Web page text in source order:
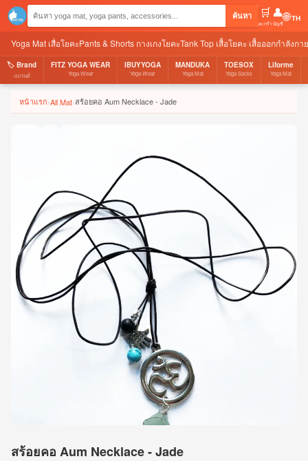
ค้นหา 🛒
ตะกร้า
👤
บัญชี🌐
Yoga Mat เสื่อโยคะPants & Shorts กางเกงโยคะTank Top เสื้อโยคะ เสื้อออกกำลังก
🏷️ Brand
แบรนด์
FITZ YOGA WEAR
Yoga Wear
IBUYYOGA
Yoga Wear
MANDUKA
Yoga Mat
TOESOX
Yoga Socks
Liforme
Yoga Mat
หน้าแรก›All Mat›สร้อยคอ Aum Necklace - Jade
สร้อยคอ Aum Necklace - Jade